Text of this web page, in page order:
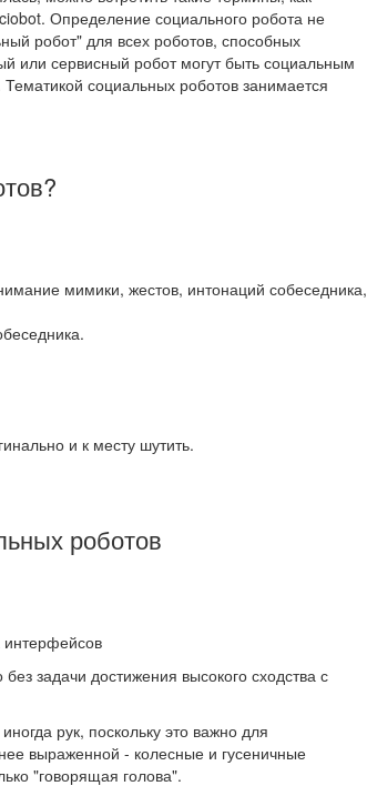
Определение социального робота не
робот" для всех роботов, способных
или сервисный робот могут быть социальным
социальных роботов занимается
мимики, жестов, интонаций собеседника,
и к месту шутить.
роботов
интерфейсов
задачи достижения высокого сходства с
рук, поскольку это важно для
выраженной - колесные и гусеничные
"говорящая голова".